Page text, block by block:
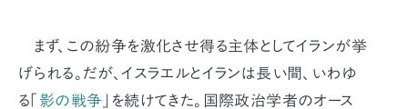
まず、この紛争を激化させ得る主体としてイランが挙
げられる。だが、イスラエルとイランは長い間、いわゆ
る「 影の戦争 」を続けてきた。国際政治学者のオース